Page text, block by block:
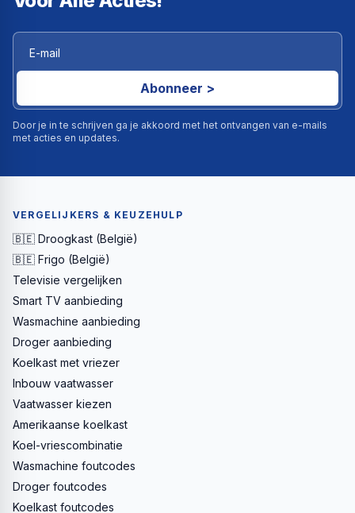
Abonneer >
Door je in te schrijven ga je akkoord met het ontvangen van e-mails
met acties en updates.
VERGELIJKERS & KEUZEHULP
🇧🇪 Droogkast (België)
🇧🇪 Frigo (België)
Televisie vergelijken
Smart TV aanbieding
Wasmachine aanbieding
Droger aanbieding
Koelkast met vriezer
Inbouw vaatwasser
Vaatwasser kiezen
Amerikaanse koelkast
Koel-vriescombinatie
Wasmachine foutcodes
Droger foutcodes
Koelkast foutcodes